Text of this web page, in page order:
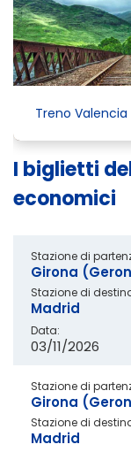
Treno Valencia
I biglietti
economici
Stazione di
Girona
Stazione di
Madrid
Data:
03/11/2026
Stazione di
Girona
Stazione di
Madrid